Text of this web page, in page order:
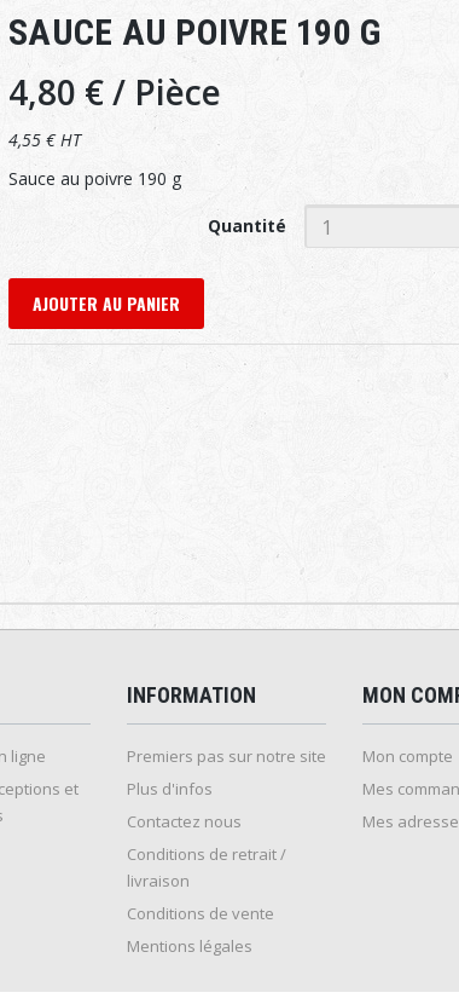
SAUCE AU POIVRE 190 G
4,80 €/ Pièce
4,55 € HT
Sauce au poivre 190 g
Quantité
AJOUTER AU PANIER
ligne
et
INFORMATION
Premiers pas sur notre site
Plus d'infos
Contactez nous
Conditions de retrait /
livraison
Conditions de vente
Mentions légales
MON
Mon compte
Mes
Mes